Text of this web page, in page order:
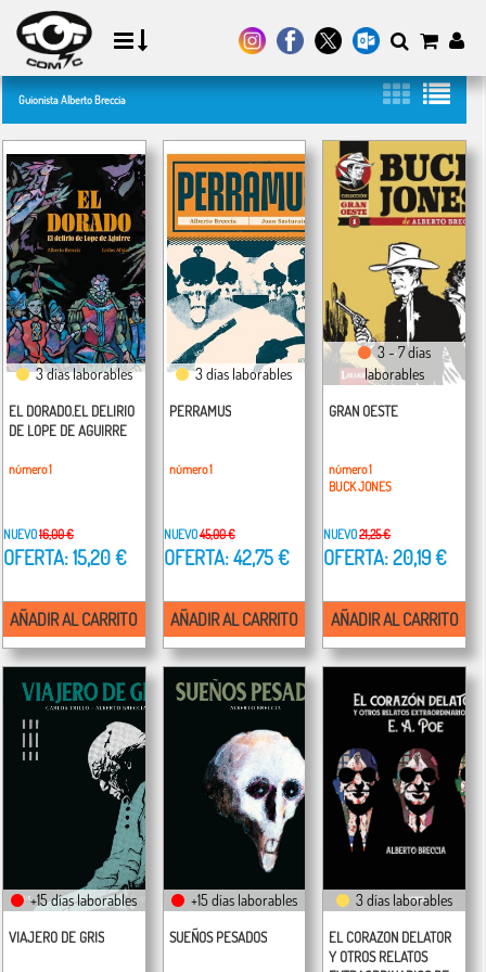
Guionista Alberto Breccia
3 días laborables
EL DORADO.EL DELIRIO
DE LOPE DE AGUIRRE
número 1
NUEVO16,00 €
OFERTA: 15,20 €
AÑADIR AL CARRITO
3 días laborables
PERRAMUS
número 1
NUEVO45,00 €
OFERTA: 42,75 €
AÑADIR AL CARRITO
3 - 7 días
laborables
GRAN OESTE
número 1
BUCK JONES
NUEVO21,25 €
OFERTA: 20,19 €
AÑADIR AL CARRITO
+15 días laborables
VIAJERO DE GRIS
+15 días laborables
SUEÑOS PESADOS
3 días laborables
EL CORAZON DELATOR
Y OTROS RELATOS